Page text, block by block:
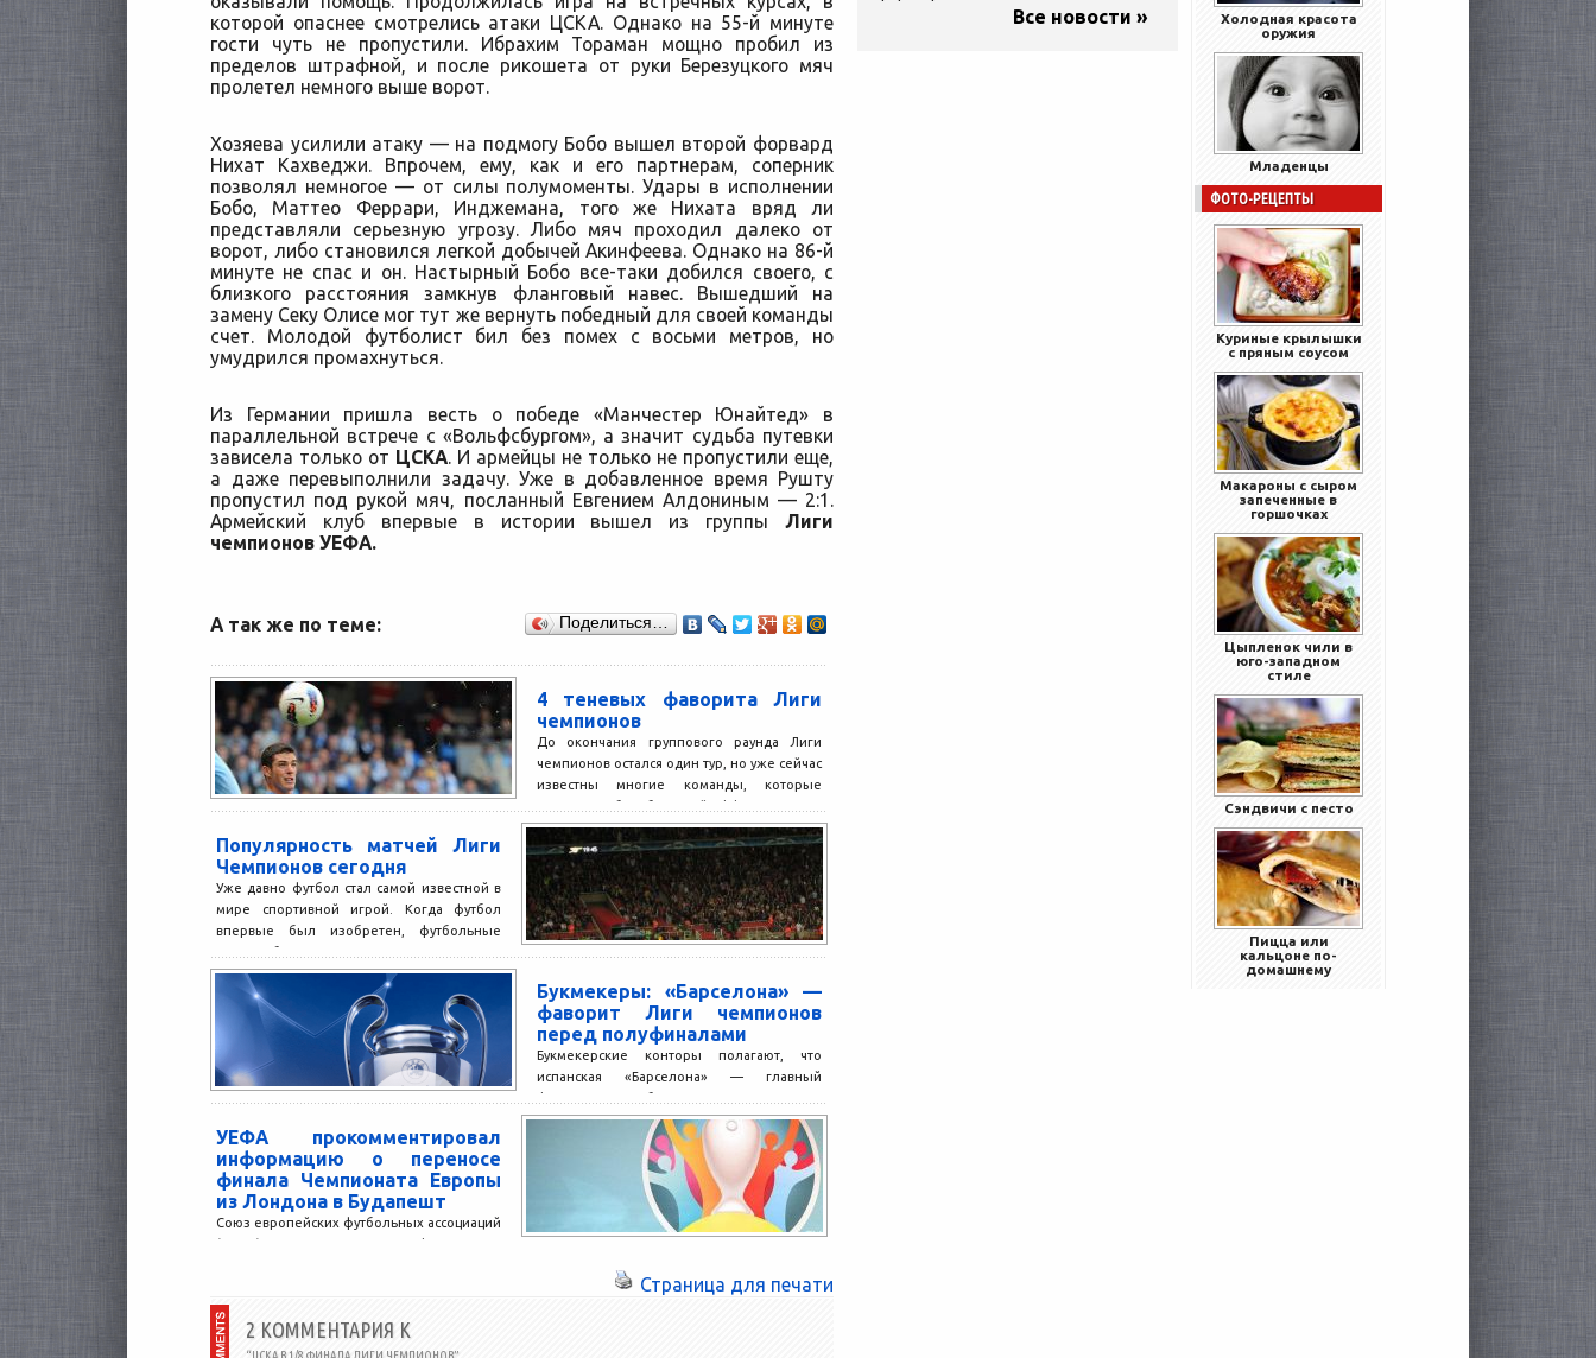
которой опаснее смотрелись атаки ЦСКА. Однако на 55-й минуте
гости чуть не пропустили. Ибрахим Тораман мощно пробил из
пределов штрафной, и после рикошета от руки Березуцкого мяч
пролетел немного выше ворот.
Хозяева усилили атаку — на подмогу Бобо вышел второй форвард
Нихат Кахведжи. Впрочем, ему, как и его партнерам, соперник
позволял немногое — от силы полумоменты. Удары в исполнении
Бобо, Маттео Феррари, Инджемана, того же Нихата вряд ли
представляли серьезную угрозу. Либо мяч проходил далеко от
ворот, либо становился легкой добычей Акинфеева. Однако на 86-й
минуте не спас и он. Настырный Бобо все-таки добился своего, с
близкого расстояния замкнув фланговый навес. Вышедший на
замену Секу Олисе мог тут же вернуть победный для своей команды
счет. Молодой футболист бил без помех с восьми метров, но
умудрился промахнуться.
Из Германии пришла весть о победе «Манчестер Юнайтед» в
параллельной встрече с «Вольфсбургом», а значит судьба путевки
зависела только от ЦСКА. И армейцы не только не пропустили еще,
а даже перевыполнили задачу. Уже в добавленное время Рушту
пропустил под рукой мяч, посланный Евгением Алдониным — 2:1.
Армейский клуб впервые в истории вышел из группы Лиги
чемпионов УЕФА.
А так же по теме: Поделиться…
4 теневых фаворита Лиги
чемпионов
До окончания группового раунда Лиги
чемпионов остался один тур, но уже сейчас
известны многие команды, которые
продолжат борьбу в плей-офф....
Популярность матчей Лиги
Чемпионов сегодня
Уже давно футбол стал самой известной в
мире спортивной игрой. Когда футбол
впервые был изобретен, футбольные
матчи собирали гораздо меньше...
Букмекеры: «Барселона» —
фаворит Лиги чемпионов
перед полуфиналами
Букмекерские конторы полагают, что
испанская «Барселона» — главный
фаворит на победу в Лиге чемпионов
сезона-2018/19 перед первыми
полуфинальными встречами, которые...
УЕФА прокомментировал
информацию о переносе
финала Чемпионата Европы
из Лондона в Будапешт
Союз европейских футбольных ассоциаций
(УЕФА) прокомментировал информацию о
в СМИ...
Страница для печати
2 КОММЕНТАРИЯ К
Все новости »
Холодная красота
оружия
Младенцы
ФОТО-РЕЦЕПТЫ
Куриные крылышки
с пряным соусом
Макароны с сыром
запеченные в
горшочках
Цыпленок чили в
юго-западном
стиле
Сэндвичи с песто
Пицца или
кальцоне по-
домашнему